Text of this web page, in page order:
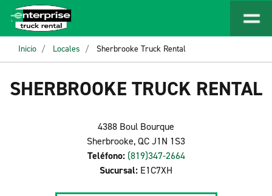
Inicio Locales Sherbrooke Truck Rental
SHERBROOKE TRUCK RENTAL
4388 Boul Bourque
Sherbrooke, QC J1N 1S3
Teléfono: (819)347-2664
Sucursal: E1C7XH